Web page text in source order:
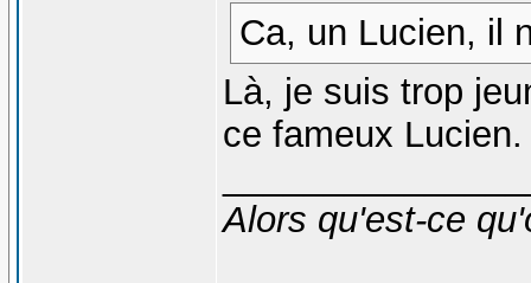
Ca, un Lucien, il
Là, je suis trop
ce fameux
Alors qu'est-ce